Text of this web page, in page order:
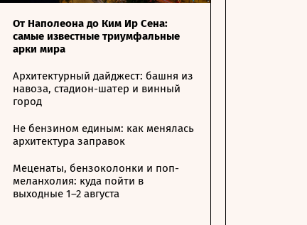
От Наполеона до Ким Ир Сена:
самые известные триумфальные
арки мира
Архитектурный дайджест: башня из
навоза, стадион-шатер и винный
город
Не бензином единым: как менялась
архитектура заправок
Меценаты, бензоколонки и поп-
меланхолия: куда пойти в
выходные 1–2 августа